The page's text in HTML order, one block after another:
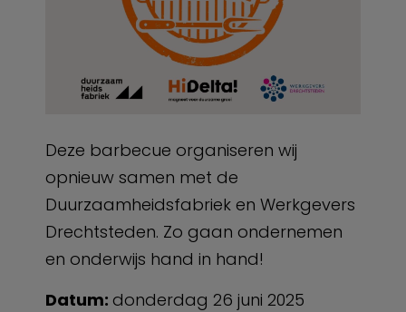
Deze barbecue organiseren wij
opnieuw samen met de
Duurzaamheidsfabriek en Werkgevers
Drechtsteden. Zo gaan ondernemen
en onderwijs hand in hand!
Datum: donderdag 26 juni 2025